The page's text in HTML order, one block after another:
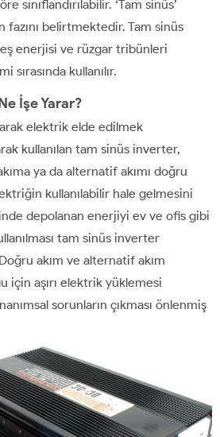
sınıflandırılabilir. ‘Tam sinüs’
belirtmektedir. Tam sinüs
enerjisi ve rüzgar tribünleri
sırasında kullanılır.
İşe Yarar?
elektrik elde edilmek
kullanılan tam sinüs inverter,
ya da alternatif akımı doğru
kullanılabilir hale gelmesini
depolanan enerjiyi ev ve ofis gibi
tam sinüs inverter
akım ve alternatif akım
için aşırı elektrik yüklemesi
sorunların çıkması önlenmiş